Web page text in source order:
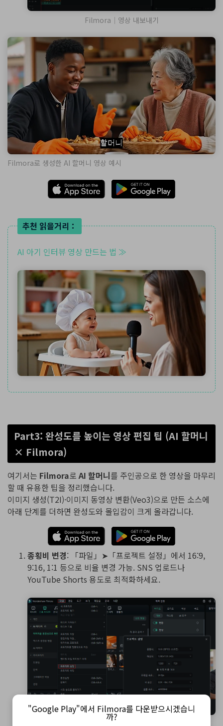
Filmora｜영상 내보내기
Filmora로 생성한 AI 할머니 영상 예시
추천 읽을거리：
AI 아기 인터뷰 영상 만드는 법 ≫
Part3: 완성도를 높이는 영상 편집 팁 (AI 할머니
× Filmora)
여기서는 Filmora로 AI 할머니를 주인공으로 한 영상을 마무리
할 때 유용한 팁을 정리했습니다.
이미지 생성(T2I)·이미지 동영상 변환(Veo3)으로 만든 소스에
아래 단계를 더하면 완성도와 몰입감이 크게 올라갑니다.
종횡비 변경: 「파일」➤「프로젝트 설정」에서 16:9,
9:16, 1:1 등으로 비율 변경 가능. SNS 업로드나
YouTube Shorts 용도로 최적화하세요.
Filmora｜종횡비 변경
"Google Play"에서 Filmora를 다운받으시겠습니
까?